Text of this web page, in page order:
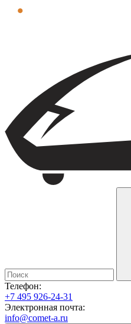
Телефон:
+7 495 926-24-31
Электронная почта:
info@comet-a.ru